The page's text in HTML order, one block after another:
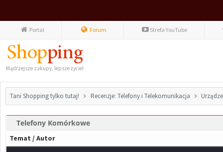
Portal Forum Strefa YouTube
Mądrzejsze zakupy, lepsze życie!
Tani Shopping tylko tutaj! Recenzje: Telefony i Telekomunikacja
Telefony Komórkowe
Temat /Autor